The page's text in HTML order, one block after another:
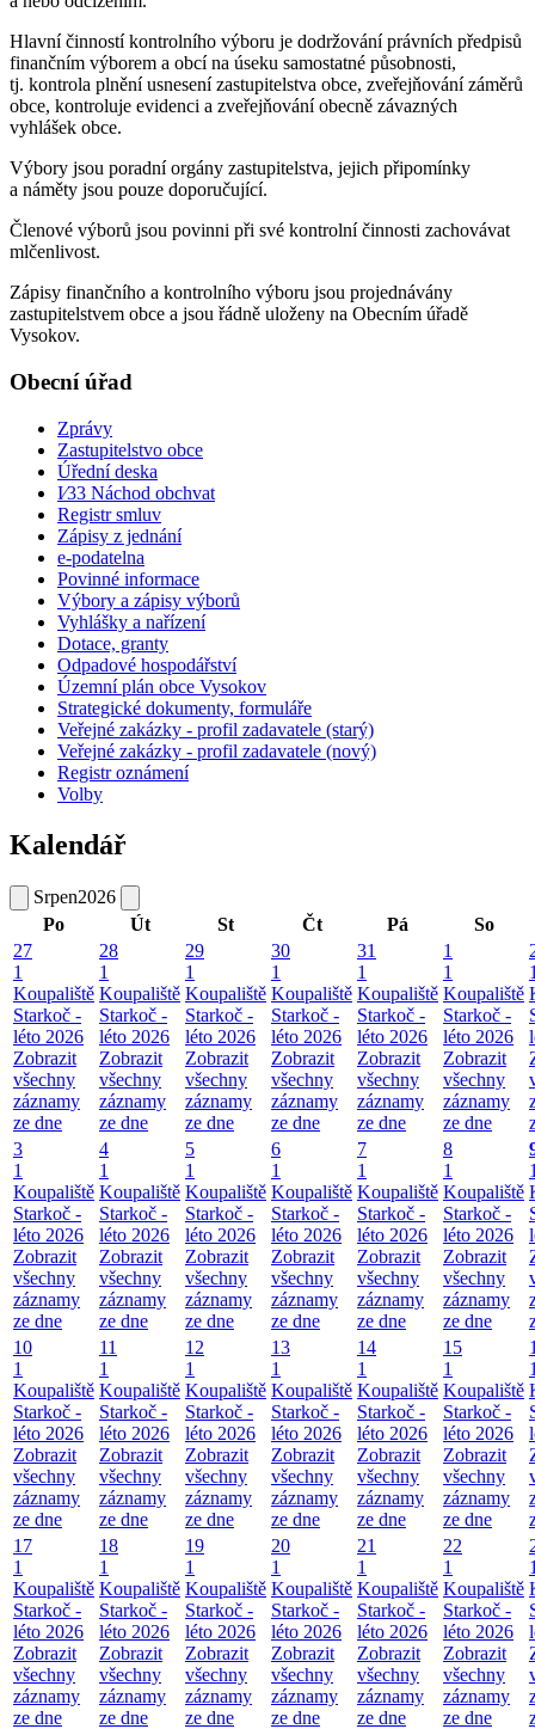
Hlavní činností kontrolního výboru je dodržování právních předpisů
finančním výborem a obcí na úseku samostatné působnosti,
tj. kontrola plnění usnesení zastupitelstva obce, zveřejňování záměrů
obce, kontroluje evidenci a zveřejňování obecně závazných
vyhlášek obce.
Výbory jsou poradní orgány zastupitelstva, jejich připomínky
a náměty jsou pouze doporučující.
Členové výborů jsou povinni při své kontrolní činnosti zachovávat
mlčenlivost.
Zápisy finančního a kontrolního výboru jsou projednávány
zastupitelstvem obce a jsou řádně uloženy na Obecním úřadě
Vysokov.
Obecní úřad
Zprávy
Zastupitelstvo obce
Úřední deska
I⁄33 Náchod obchvat
Registr smluv
Zápisy z jednání
e-podatelna
Povinné informace
Výbory a zápisy výborů
Vyhlášky a nařízení
Dotace, granty
Odpadové hospodářství
Územní plán obce Vysokov
Strategické dokumenty, formuláře
Veřejné zakázky - profil zadavatele (starý)
Veřejné zakázky - profil zadavatele (nový)
Registr oznámení
Volby
Kalendář
Srpen2026
Po
Út St Čt Pá
So
27
1
Koupaliště
Starkoč -
léto 2026
Zobrazit
všechny
záznamy
ze dne
28
1
Koupaliště
Starkoč -
léto 2026
Zobrazit
všechny
záznamy
ze dne
29
1
Koupaliště
Starkoč -
léto 2026
Zobrazit
všechny
záznamy
ze dne
30
1
Koupaliště
Starkoč -
léto 2026
Zobrazit
všechny
záznamy
ze dne
31
1
Koupaliště
Starkoč -
léto 2026
Zobrazit
všechny
záznamy
ze dne
1
1
Koupaliště
Starkoč -
léto 2026
Zobrazit
všechny
záznamy
ze dne
3
1
Koupaliště
Starkoč -
léto 2026
Zobrazit
všechny
záznamy
ze dne
4
1
Koupaliště
Starkoč -
léto 2026
Zobrazit
všechny
záznamy
ze dne
5
1
Koupaliště
Starkoč -
léto 2026
Zobrazit
všechny
záznamy
ze dne
6
1
Koupaliště
Starkoč -
léto 2026
Zobrazit
všechny
záznamy
ze dne
7
1
Koupaliště
Starkoč -
léto 2026
Zobrazit
všechny
záznamy
ze dne
8
1
Koupaliště
Starkoč -
léto 2026
Zobrazit
všechny
záznamy
ze dne
10
1
Koupaliště
Starkoč -
léto 2026
Zobrazit
všechny
záznamy
ze dne
11
1
Koupaliště
Starkoč -
léto 2026
Zobrazit
všechny
záznamy
ze dne
12
1
Koupaliště
Starkoč -
léto 2026
Zobrazit
všechny
záznamy
ze dne
13
1
Koupaliště
Starkoč -
léto 2026
Zobrazit
všechny
záznamy
ze dne
14
1
Koupaliště
Starkoč -
léto 2026
Zobrazit
všechny
záznamy
ze dne
15
1
Koupaliště
Starkoč -
léto 2026
Zobrazit
všechny
záznamy
ze dne
17
1
Koupaliště
Starkoč -
léto 2026
Zobrazit
všechny
záznamy
ze dne
18
1
Koupaliště
Starkoč -
léto 2026
Zobrazit
všechny
záznamy
ze dne
19
1
Koupaliště
Starkoč -
léto 2026
Zobrazit
všechny
záznamy
ze dne
20
1
Koupaliště
Starkoč -
léto 2026
Zobrazit
všechny
záznamy
ze dne
21
1
Koupaliště
Starkoč -
léto 2026
Zobrazit
všechny
záznamy
ze dne
22
1
Koupaliště
Starkoč -
léto 2026
Zobrazit
všechny
záznamy
ze dne